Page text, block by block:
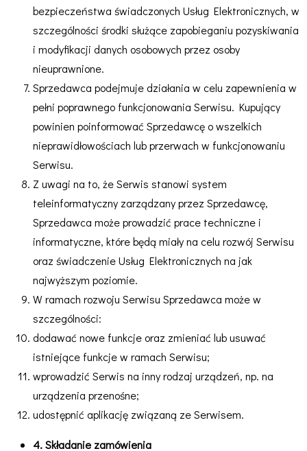
bezpieczeństwa świadczonych Usług Elektronicznych, w
szczególności środki służące zapobieganiu pozyskiwania
i modyfikacji danych osobowych przez osoby
nieuprawnione.
Sprzedawca podejmuje działania w celu zapewnienia w
pełni poprawnego funkcjonowania Serwisu. Kupujący
powinien poinformować Sprzedawcę o wszelkich
nieprawidłowościach lub przerwach w funkcjonowaniu
Serwisu.
Z uwagi na to, że Serwis stanowi system
teleinformatyczny zarządzany przez Sprzedawcę,
Sprzedawca może prowadzić prace techniczne i
informatyczne, które będą miały na celu rozwój Serwisu
oraz świadczenie Usług Elektronicznych na jak
najwyższym poziomie.
W ramach rozwoju Serwisu Sprzedawca może w
szczególności:
dodawać nowe funkcje oraz zmieniać lub usuwać
istniejące funkcje w ramach Serwisu;
wprowadzić Serwis na inny rodzaj urządzeń, np. na
urządzenia przenośne;
udostępnić aplikację związaną ze Serwisem.
4. Składanie zamówienia